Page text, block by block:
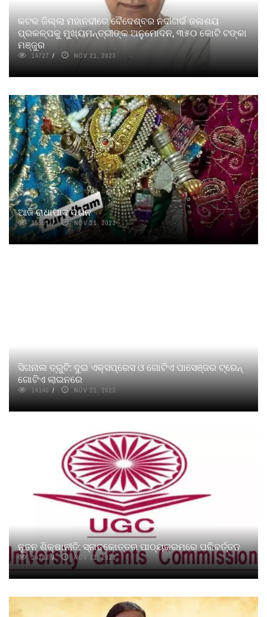
କଟକ ଜିଲ୍ଲା ମହାନଦୀରେ ବୈଦେଶ୍ବର ନଦୀଗର୍ଭ ଜଳାଶୟ
ପ୍ରକଳ୍ପକୁ ମୁଖ୍ୟମନ୍ତ୍ରୀଙ୍କ ଅନୁମୋଦନ, ୩୫୦ କୋଟି ଟଙ୍କା
ମଞ୍ଜୁର
14727 NOV 21, 2023
ଆଜି ରାଧାପାଦ ଦର୍ଶନ
15581 NOV 21, 2023
ସିଗନାଲ ତ୍ରୁଟି: ଦୁଇ ଏକ୍ସପ୍ରେସ ଓ ଗୋଟିଏ ପାସେଞ୍ଜର ଟ୍ରେନ୍
ଗୋଟିଏ ଲାଇନରେ
14140 NOV 21, 2023
ନୂତନ ଶିକ୍ଷାନୀତି: ସ୍ନାତକୋତ୍ତର ପାଠ୍ୟକ୍ରମରେ ପରିବର୍ତ୍ତନ
14786 NOV 21, 2023